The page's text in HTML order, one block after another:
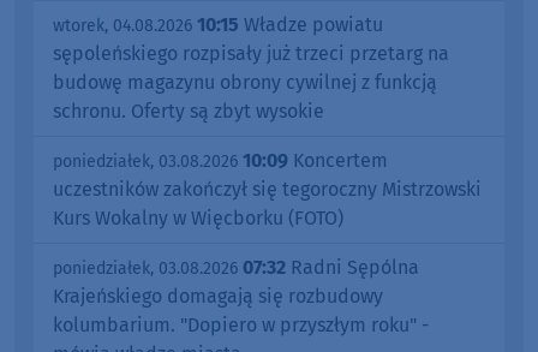
wtorek, 04.08.2026 10:15 Władze powiatu
sępoleńskiego rozpisały już trzeci przetarg na
budowę magazynu obrony cywilnej z funkcją
schronu. Oferty są zbyt wysokie
poniedziałek, 03.08.2026 10:09 Koncertem
uczestników zakończył się tegoroczny Mistrzowski
Kurs Wokalny w Więcborku (FOTO)
poniedziałek, 03.08.2026 07:32 Radni Sępólna
Krajeńskiego domagają się rozbudowy
kolumbarium. "Dopiero w przyszłym roku" -